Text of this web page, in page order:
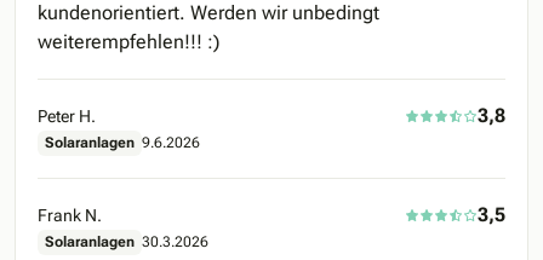
kundenorientiert. Werden wir unbedingt
weiterempfehlen!!! :)
Peter H. 3,8
Solaranlagen 9.6.2026
Frank N. 3,5
Solaranlagen 30.3.2026